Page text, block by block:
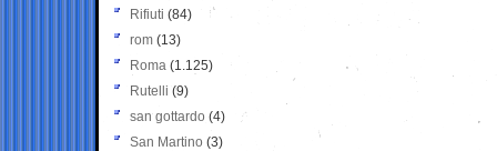
Rifiuti (84)
rom (13)
Roma (1.125)
Rutelli (9)
san gottardo (4)
San Martino (3)